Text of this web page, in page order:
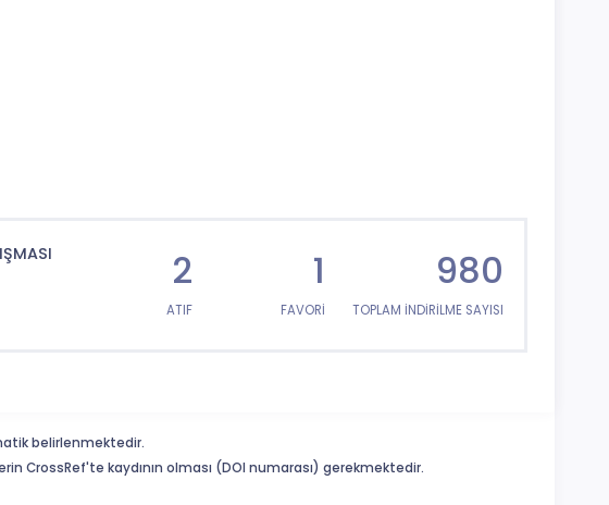
2
ATIF
1
FAVORİ
980
TOPLAM İNDİRİLME SAYISI
belirlenmektedir.
CrossRef'te kaydının olması (DOI numarası) gerekmektedir.